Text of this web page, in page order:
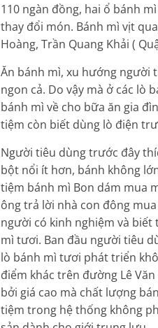
110 ngàn đồng, hai ổ bánh
thay đổi món. Bánh mì vịt
Hoàng, Trần Quang Khải (
Ăn bánh mì, xu hướng người
ngon cả. Do vậy mà ở các lò
bánh mì về cho bữa ăn gia
tiệm còn biết dùng lò điện
Người tiêu dùng trước đây
bột nổi ít hơn, bánh không
tiệm bánh mì Bon dám mua
ông trả lời nhà con đông
người có kinh nghiệm và biết
mì tươi. Ban đầu người tiêu
lò bánh mì tươi phát triển
điểm khác trên đường Lê
bởi giá cao mà chất lượng
tiệm trong hệ thống không